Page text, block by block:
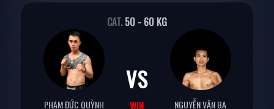
CAT. 50 - 60 KG
PHẠM ĐỨC QUỲNH
VS
NGUYỄN VĂN BA
WIN